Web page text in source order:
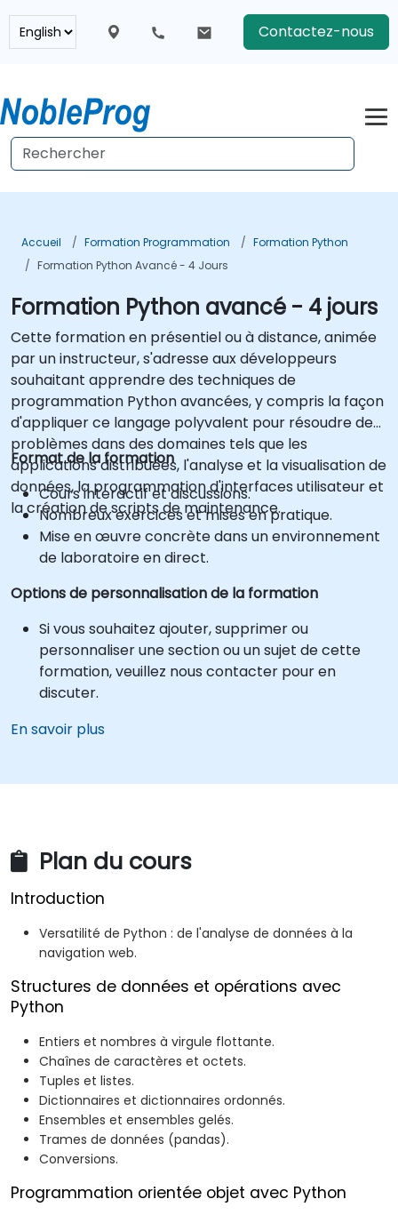
Contactez-nous
Accueil Formation Programmation
Formation Python
Formation Python Avancé - 4 Jours
Formation Python avancé - 4 jours
Cette formation en présentiel ou à distance, animée
par un instructeur, s'adresse aux développeurs
souhaitant apprendre des techniques de
programmation Python avancées, y compris la façon
d'appliquer ce langage polyvalent pour résoudre des
problèmes dans des domaines tels que les
applications distribuées, l'analyse et la visualisation de
données, la programmation d'interfaces utilisateur et
la création de scripts de maintenance.
Format de la formation
Cours interactif et discussions.
Nombreux exercices et mises en pratique.
Mise en œuvre concrète dans un environnement
de laboratoire en direct.
Options de personnalisation de la formation
Si vous souhaitez ajouter, supprimer ou
personnaliser une section ou un sujet de cette
formation, veuillez nous contacter pour en
discuter.
En savoir plus
Plan du cours
Introduction
Versatilité de Python : de l'analyse de données à la
navigation web.
Structures de données et opérations avec
Python
Entiers et nombres à virgule flottante.
Chaînes de caractères et octets.
Tuples et listes.
Dictionnaires et dictionnaires ordonnés.
Ensembles et ensembles gelés.
Trames de données (pandas).
Conversions.
Programmation orientée objet avec Python